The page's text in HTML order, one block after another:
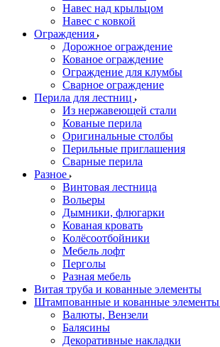
Навес над крыльцом
Навес с ковкой
Ограждения
Дорожное ограждение
Кованое ограждение
Ограждение для клумбы
Сварное ограждение
Перила для лестниц
Из нержавеющей стали
Кованые перила
Оригинальные столбы
Перильные приглашения
Сварные перила
Разное
Винтовая лестница
Вольеры
Дымники, флюгарки
Кованая кровать
Колёсоотбойники
Мебель лофт
Перголы
Разная мебель
Витая труба и кованные элементы
Штампованные и кованные элементы
Валюты, Вензели
Балясины
Декоративные накладки